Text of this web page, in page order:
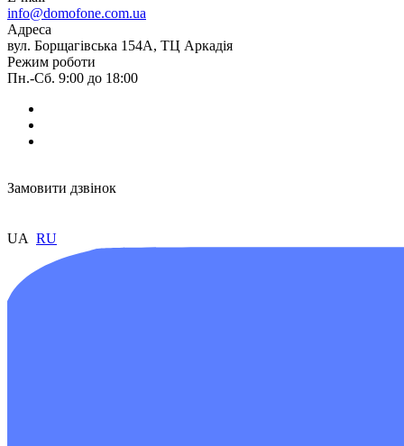
info@domofone.com.ua
Адреса
вул. Борщагівська 154А, ТЦ Аркадія
Режим роботи
Пн.-Сб. 9:00 до 18:00
Замовити дзвінок
UA RU